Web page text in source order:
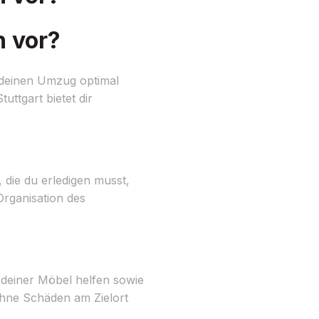
vor?
Umzug optimal
bietet dir
du erledigen musst,
des
Möbel helfen sowie
Schäden am Zielort